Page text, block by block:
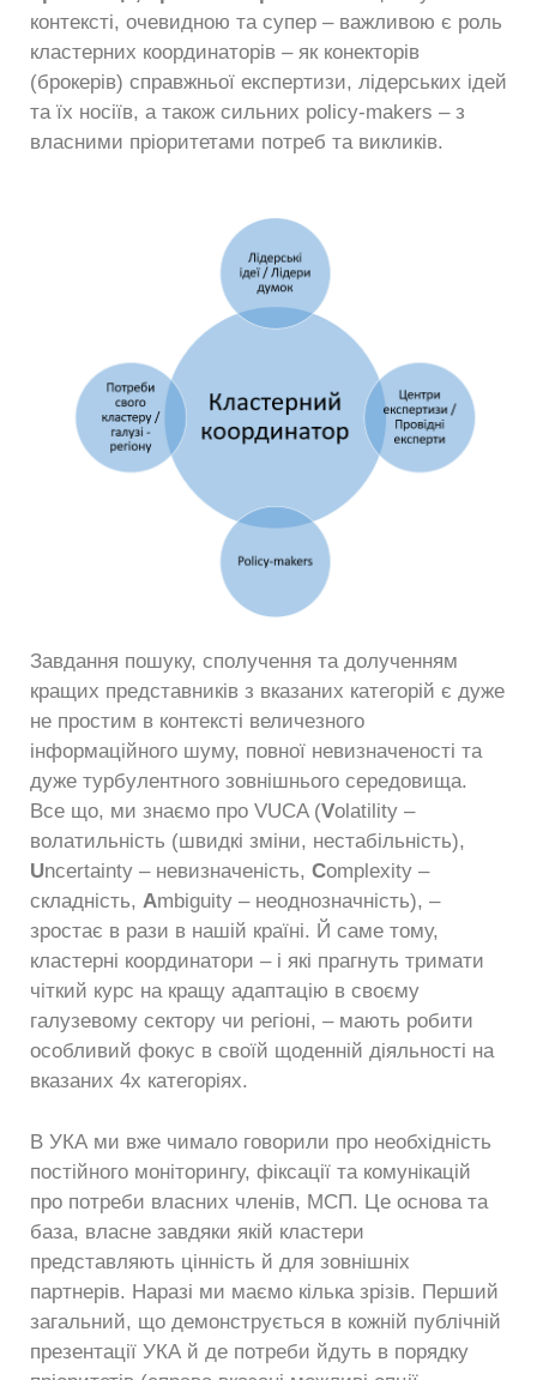
контексті, очевидною та супер – важливою є роль
кластерних координаторів – як конекторів
(брокерів) справжньої експертизи, лідерських ідей
та їх носіїв, а також сильних policy-makers – з
власними пріоритетами потреб та викликів.
Завдання пошуку, сполучення та долученням
кращих представників з вказаних категорій є дуже
не простим в контексті величезного
інформаційного шуму, повної невизначеності та
дуже турбулентного зовнішнього середовища.
Все що, ми знаємо про VUCA (Volatility –
волатильність (швидкі зміни, нестабільність),
Uncertainty – невизначеність, Complexity –
складність, Ambiguity – неоднозначність), –
зростає в рази в нашій країні. Й саме тому,
кластерні координатори – і які прагнуть тримати
чіткий курс на кращу адаптацію в своєму
галузевому сектору чи регіоні, – мають робити
особливий фокус в своїй щоденній діяльності на
вказаних 4х категоріях.
В УКА ми вже чимало говорили про необхідність
постійного моніторингу, фіксації та комунікацій
про потреби власних членів, МСП. Це основа та
база, власне завдяки якій кластери
представляють цінність й для зовнішніх
партнерів. Наразі ми маємо кілька зрізів. Перший
загальний, що демонструється в кожній публічній
презентації УКА й де потреби йдуть в порядку